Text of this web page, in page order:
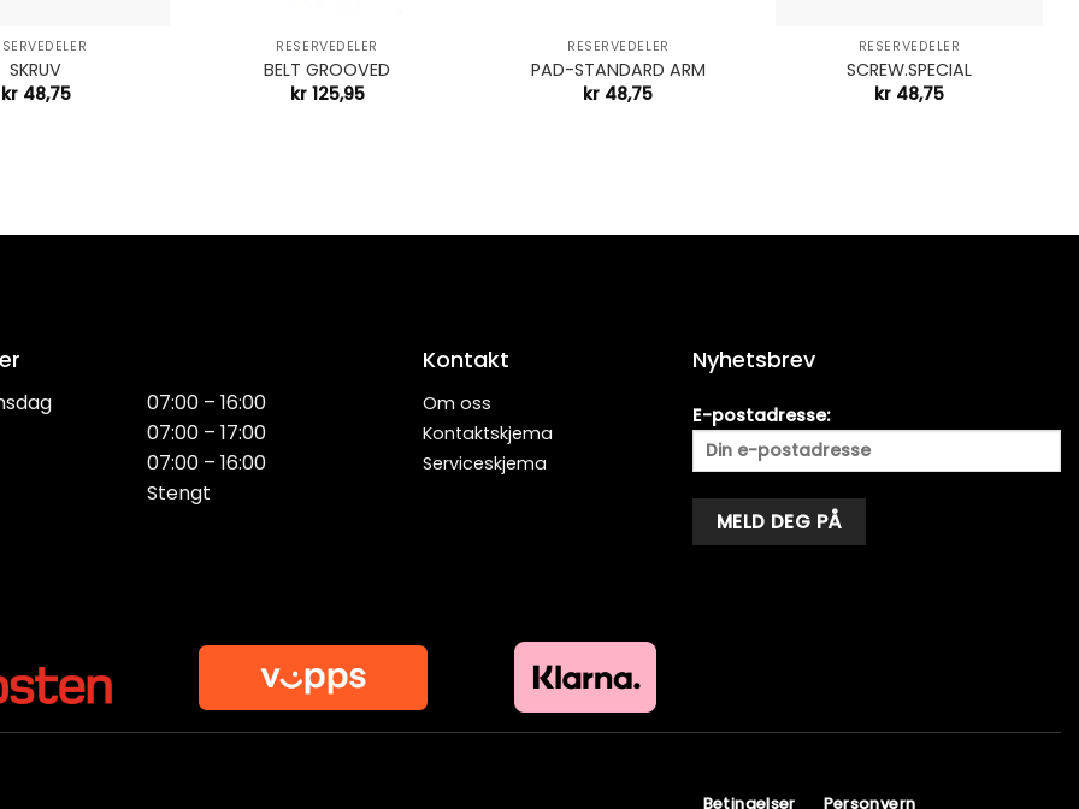
SKRUV
kr48,75
RESERVEDELER
BELT GROOVED
kr125,95
RESERVEDELER
PAD-STANDARD ARM
kr 48,75
RESERVEDELER
SCREW.SPECIAL
kr 48,75
07:00 – 16:00
07:00 – 17:00
07:00 – 16:00
Stengt
Kontakt
Om oss
Kontaktskjema
Serviceskjema
Nyhetsbrev
E-postadresse:
Betingelser Personvern